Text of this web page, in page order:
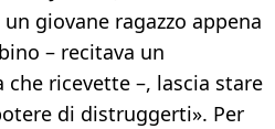
giovane ragazzo appena
– recitava un
ricevette –, lascia stare
di distruggerti». Per